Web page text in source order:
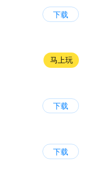
下载
马上玩
下载
下载